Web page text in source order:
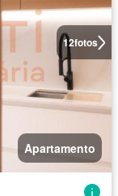
12fotos
Apartamento